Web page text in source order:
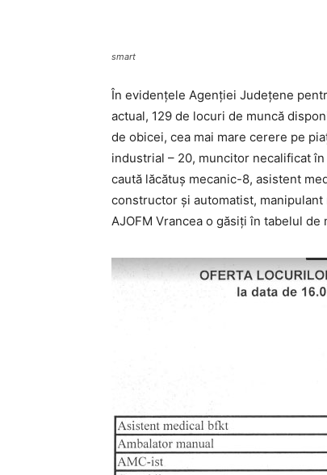
smart
În evidențele Agenției Județene
actual, 129 de locuri de muncă
de obicei, cea mai mare cerere pe
industrial – 20, muncitor necalificat
caută lăcătuș mecanic-8, asistent
constructor și automatist,
AJOFM Vrancea o găsiți în tabelul de